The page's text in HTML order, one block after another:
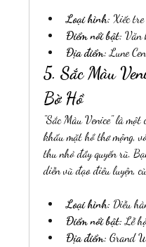
Loại hình: Xiếc tre
Điểm nổi bật: Văn
Địa điểm: Lune
5. Sắc Màu
Bờ Hồ
"Sắc Màu Venice" là một
khấu mặt hồ thơ mộng,
thu nhỏ đầy quyến rũ.
diễn vũ đạo điêu luyện,
Loại hình: Diễu
Điểm nổi bật: Lễ
Địa điểm: Grand